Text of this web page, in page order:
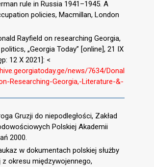
rule in Russia 1941–1945. A
policies, Macmillan, London
Rayfield on researching Georgia,
„Georgia Today” [online], 21 IX
12 X 2021]: <
news/7634/Donal
Researching-Georgia,-Literature-&-
Gruzji do niepodległości, Zakład
Polskiej Akademii
2000.
w dokumentach polskiej służby
z okresu międzywojennego,